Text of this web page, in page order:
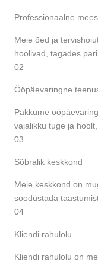
Professionaalne
Meie õed ja
hoolivad, tagades
02
Ööpäevaringne
Pakkume
vajalikku tuge ja
03
Sõbralik keskkond
Meie keskkond on
soodustada
04
Kliendi rahulolu
Kliendi rahulolu on